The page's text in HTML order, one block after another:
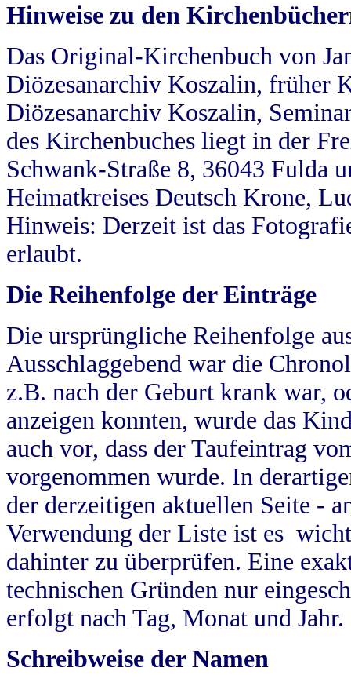
Hinweise zu den
Das Original-Kirchenbuch von
Diözesanarchiv Koszalin, früher
Diözesanarchiv Koszalin,
des Kirchenbuches liegt in der
Schwank-Straße 8, 36043 Fulda
Heimatkreises Deutsch Krone,
Hinweis: Derzeit ist das
erlaubt.
Die Reihenfolge der Einträge
Die ursprüngliche Reihenfolge
Ausschlaggebend war die
z.B. nach der Geburt krank war,
anzeigen konnten, wurde das
auch vor, dass der Taufeintrag
vorgenommen wurde. In
der derzeitigen aktuellen Seite -
Verwendung der Liste ist es
dahinter zu überprüfen. Eine
technischen Gründen nur
erfolgt nach Tag, Monat und Jahr.
Schreibweise der Namen